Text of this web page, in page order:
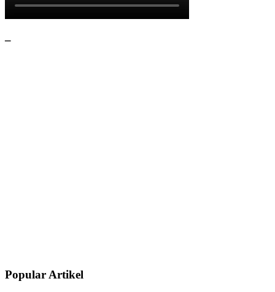
–
Popular Artikel